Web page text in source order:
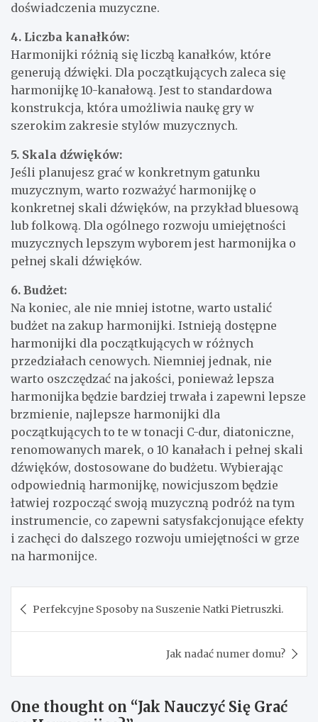
doświadczenia muzyczne.
4. Liczba kanałków:
Harmonijki różnią się liczbą kanałków, które
generują dźwięki. Dla początkujących zaleca się
harmonijkę 10-kanałową. Jest to standardowa
konstrukcja, która umożliwia naukę gry w
szerokim zakresie stylów muzycznych.
5. Skala dźwięków:
Jeśli planujesz grać w konkretnym gatunku
muzycznym, warto rozważyć harmonijkę o
konkretnej skali dźwięków, na przykład bluesową
lub folkową. Dla ogólnego rozwoju umiejętności
muzycznych lepszym wyborem jest harmonijka o
pełnej skali dźwięków.
6. Budżet:
Na koniec, ale nie mniej istotne, warto ustalić
budżet na zakup harmonijki. Istnieją dostępne
harmonijki dla początkujących w różnych
przedziałach cenowych. Niemniej jednak, nie
warto oszczędzać na jakości, ponieważ lepsza
harmonijka będzie bardziej trwała i zapewni lepsze
brzmienie, najlepsze harmonijki dla
początkujących to te w tonacji C-dur, diatoniczne,
renomowanych marek, o 10 kanałach i pełnej skali
dźwięków, dostosowane do budżetu. Wybierając
odpowiednią harmonijkę, nowicjuszom będzie
łatwiej rozpocząć swoją muzyczną podróż na tym
instrumencie, co zapewni satysfakcjonujące efekty
i zachęci do dalszego rozwoju umiejętności w grze
na harmonijce.
wpisu
Perfekcyjne Sposoby na Suszenie Natki Pietruszki.
Jak nadać numer domu?
One thought on “Jak Nauczyć Się Grać